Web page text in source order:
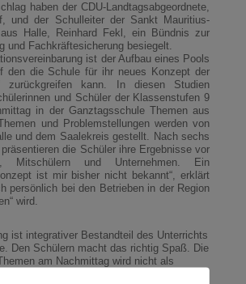
haben der CDU-Landtagsabgeordnete,
und der Schulleiter der Sankt Mauritius-
aus Halle, Reinhard Fekl, ein Bündnis zur
und Fachkräftesicherung besiegelt.
ist der Aufbau eines Pools
den die Schule für ihr neues Konzept der
zurückgreifen kann. In diesen Studien
und Schüler der Klassenstufen 9
in der Ganztagsschule Themen aus
und Problemstellungen werden von
und dem Saalekreis gestellt. Nach sechs
die Schüler ihre Ergebnisse vor
Mitschülern und Unternehmen. Ein
ist mir bisher nicht bekannt“, erklärt
persönlich bei den Betrieben in der Region
wird.
ist integrativer Bestandteil des Unterrichts
Den Schülern macht das richtig Spaß. Die
am Nachmittag wird nicht als